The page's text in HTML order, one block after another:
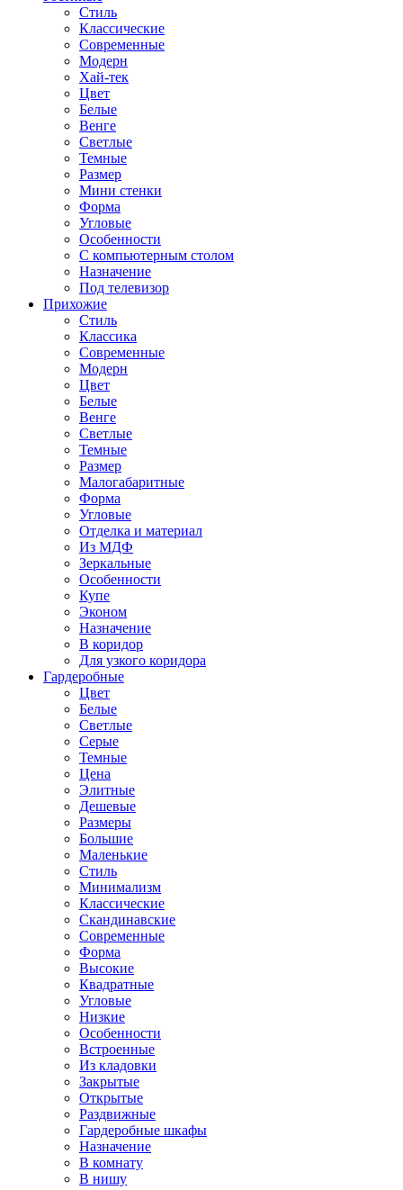
Стиль
Классические
Современные
Модерн
Хай-тек
Цвет
Белые
Венге
Светлые
Темные
Размер
Мини стенки
Форма
Угловые
Особенности
С компьютерным столом
Назначение
Под телевизор
Прихожие
Стиль
Классика
Современные
Модерн
Цвет
Белые
Венге
Светлые
Темные
Размер
Малогабаритные
Форма
Угловые
Отделка и материал
Из МДФ
Зеркальные
Особенности
Купе
Эконом
Назначение
В коридор
Для узкого коридора
Гардеробные
Цвет
Белые
Светлые
Серые
Темные
Цена
Элитные
Дешевые
Размеры
Большие
Маленькие
Стиль
Минимализм
Классические
Скандинавские
Современные
Форма
Высокие
Квадратные
Угловые
Низкие
Особенности
Встроенные
Из кладовки
Закрытые
Открытые
Раздвижные
Гардеробные шкафы
Назначение
В комнату
В нишу